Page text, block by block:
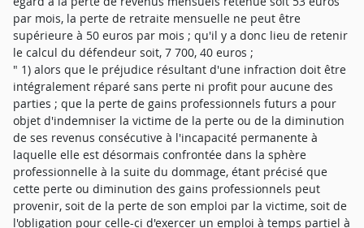
par mois, la perte de retraite mensuelle ne peut être
supérieure à 50 euros par mois ; qu'il y a donc lieu de retenir
le calcul du défendeur soit, 7 700, 40 euros ;
" 1) alors que le préjudice résultant d'une infraction doit être
intégralement réparé sans perte ni profit pour aucune des
parties ; que la perte de gains professionnels futurs a pour
objet d'indemniser la victime de la perte ou de la diminution
de ses revenus consécutive à l'incapacité permanente à
laquelle elle est désormais confrontée dans la sphère
professionnelle à la suite du dommage, étant précisé que
cette perte ou diminution des gains professionnels peut
provenir, soit de la perte de son emploi par la victime, soit de
l'obligation pour celle-ci d'exercer un emploi à temps partiel à